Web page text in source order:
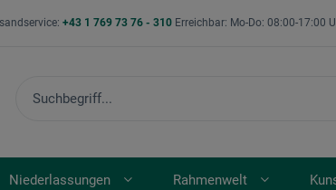
+43 1 769 73 76 - 310 Erreichbar: Mo-Do: 08:00-17:00
Niederlassungen Rahmenwelt